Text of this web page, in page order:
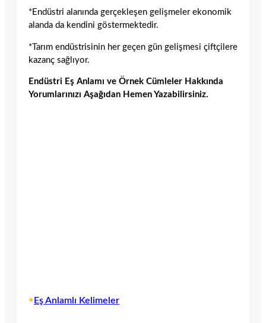
*Endüstri alanında gerçekleşen gelişmeler ekonomik
alanda da kendini göstermektedir.
*Tarım endüstrisinin her geçen gün gelişmesi çiftçilere
kazanç sağlıyor.
Endüstri Eş Anlamı ve Örnek Cümleler Hakkında
Yorumlarınızı Aşağıdan Hemen Yazabilirsiniz.
• Eş Anlamlı Kelimeler